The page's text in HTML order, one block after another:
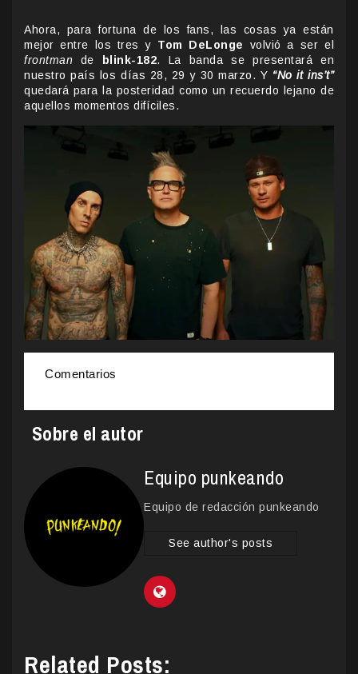
Ahora, para fortuna de los fans, las cosas ya están
mejor entre los tres y Tom DeLonge
volvió a ser el
frontman de blink-182. La banda se presentará en
nuestro país los días 28, 29 y 30 marzo. Y “No it ins’t”
quedará para la posteridad como un recuerdo lejano de
aquellos momentos difíciles.
Comentarios
Sobre el autor
Equipo punkeando
Equipo de redacción punkeando
See author's posts
Related Posts: